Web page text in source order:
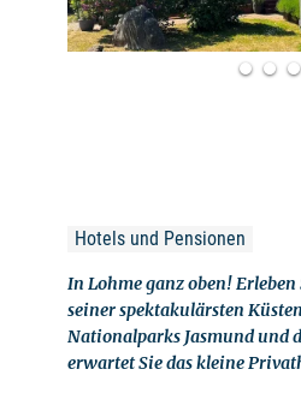
Hotels und Pensionen
In Lohme ganz oben!
seiner spektakulärsten
Nationalparks Jasmund und
erwartet Sie das kleine